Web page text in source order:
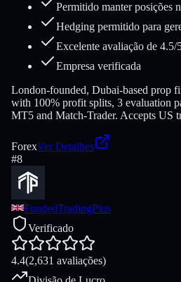
Permitido manter posições
Hedging permitido para
Excelente avaliação de 4.5/
Empresa verificada
London-founded, Dubai-based prop
with 100% profit splits, 3 evaluation
MT5 and Match-Trader. Accepts US
ForexVer Detalhes
#8
FundedTradingPlus
Verificado
4.4(2,631 avaliações)